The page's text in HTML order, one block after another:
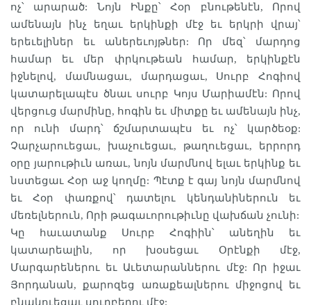
ոչ՝ արարած: Նոյն Ինքը՝ Հօր բնութենէն, Որով
ամենայն ինչ եղաւ երկինքի մէջ եւ երկրի վրայ՝
երեւելիներ եւ աներեւոյթներ: Որ մեզ՝ մարդոց
համար եւ մեր փրկութեան համար, երկինքէն
իջնելով, մամնացաւ, մարդացաւ, Սուրբ Հոգիով
կատարելապէս ծնաւ սուրբ Կոյս Մարիամէն: Որով
վերցուց մարմինը, հոգին եւ միտքը եւ ամենայն ինչ,
որ ունի մարդ՝ ճշմարտապէս եւ ոչ՝ կարծեօք:
Չարչարուեցաւ, խաչուեցաւ, թաղուեցաւ, երրորդ
օրը յարութիւն առաւ, նոյն մարմնով ելաւ երկինք եւ
նստեցաւ Հօր աջ կողմը: Պէտք է գայ նոյն մարմնով
եւ Հօր փառքով՝ դատելու կենդանիներուն եւ
մեռելներուն, Որի թագաւորութիւնը վախճան չունի:
Կը հաւատանք Սուրբ Հոգիին՝ անեղին եւ
կատարեալին, որ խօսեցաւ Օրէնքի մէջ,
Մարգարեներու եւ Աւետարաններու մէջ: Որ իջաւ
Յորդանան, քարոզեց առաքեալներու միջոցով եւ
բնակուեցաւ սուրբերու մէջ: